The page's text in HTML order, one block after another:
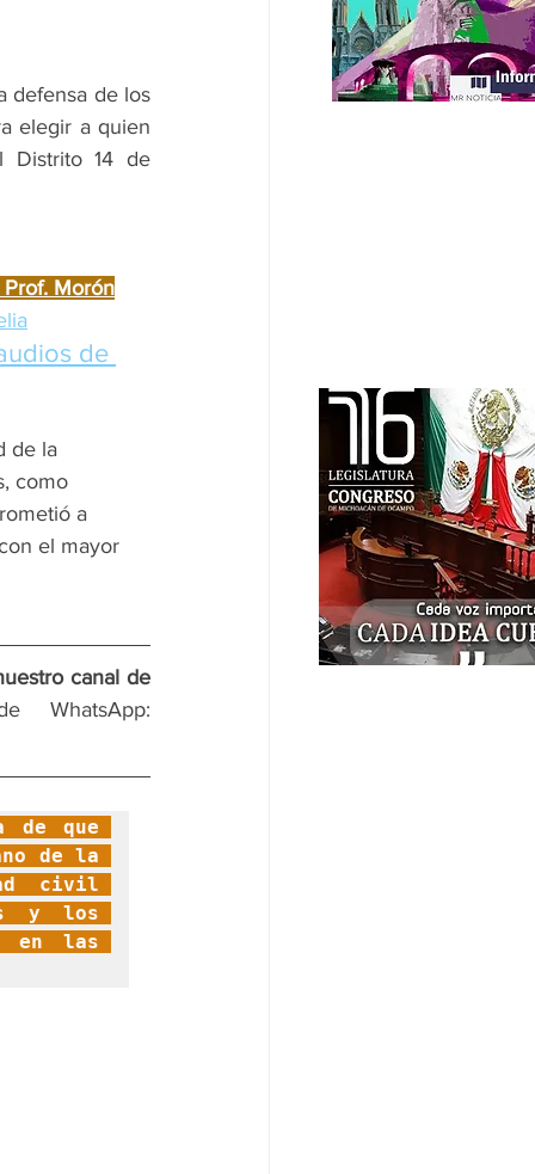
defensa de los
elegir a quien
Distrito 14 de
Morón
de
de la
como
a
el mayor
canal de
de que
de la
civil
y los
en las